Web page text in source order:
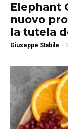
Elephant
nuovo
la tutela
Giuseppe Stabile -